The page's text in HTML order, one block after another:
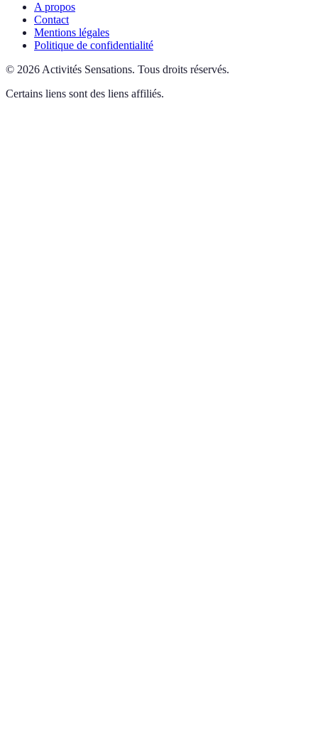
A propos
Contact
Mentions légales
Politique de confidentialité
© 2026 Activités Sensations. Tous droits réservés.
Certains liens sont des liens affiliés.